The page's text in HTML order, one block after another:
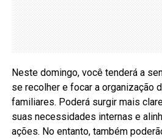
Neste domingo, você tenderá a
se recolher e focar a organização
familiares. Poderá surgir mais
suas necessidades internas e
ações. No entanto, também